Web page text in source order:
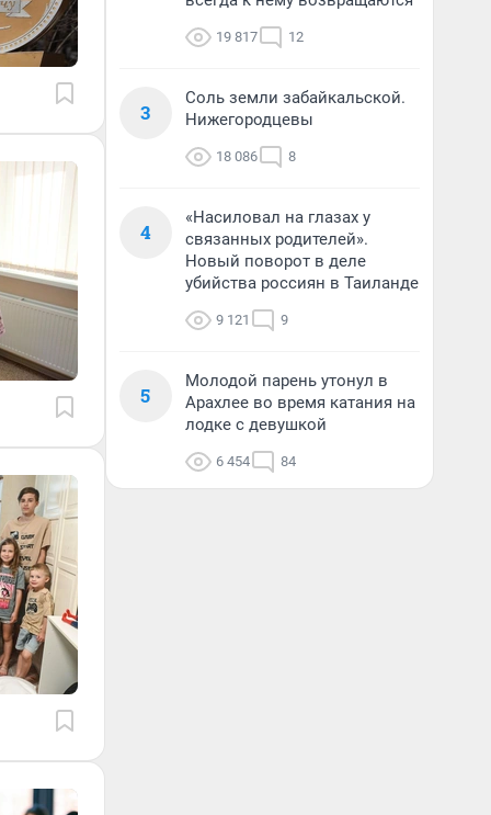
19 817 12
3
Соль земли забайкальской.
Нижегородцевы
18 086 8
4
«Насиловал на глазах у
связанных родителей».
Новый поворот в деле
убийства россиян в Таиланде
9 121 9
5
Молодой парень утонул в
Арахлее во время катания на
лодке с девушкой
6 454 84